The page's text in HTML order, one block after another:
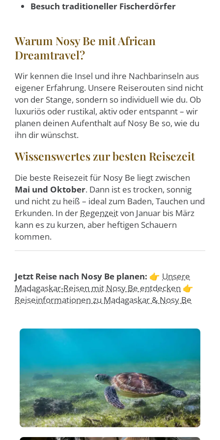
Besuch traditioneller Fischerdörfer
Warum Nosy Be mit African
Dreamtravel?
Wir kennen die Insel und ihre Nachbarinseln aus
eigener Erfahrung. Unsere Reiserouten sind nicht
von der Stange, sondern so individuell wie du. Ob
luxuriös oder rustikal, aktiv oder entspannt – wir
planen deinen Aufenthalt auf Nosy Be so, wie du
ihn dir wünschst.
Wissenswertes zur besten Reisezeit
Die beste Reisezeit für Nosy Be liegt zwischen
Mai und Oktober. Dann ist es trocken, sonnig
und nicht zu heiß – ideal zum Baden, Tauchen und
Erkunden. In der Regenzeitvon Januar bis März
kann es zu kurzen, aber heftigen Schauern
kommen.
Jetzt Reise nach Nosy Be planen: 👉 Unsere
Madagaskar-Reisen mit Nosy Be entdecken 👉
Reiseinformationen zu Madagaskar & Nosy Be